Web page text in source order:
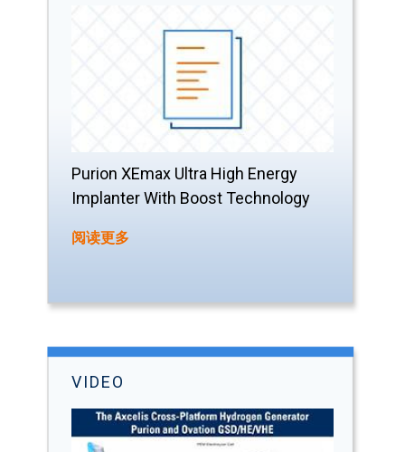
Purion XEmax Ultra High Energy
Implanter With Boost Technology
阅读更多
VIDEO